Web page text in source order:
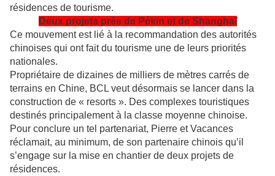
résidences de tourisme.
Deux projets près de Pékin et de Shanghaï
Ce mouvement est lié à la recommandation des autorités
chinoises qui ont fait du tourisme une de leurs priorités
nationales.
Propriétaire de dizaines de milliers de mètres carrés de
terrains en Chine, BCL veut désormais se lancer dans la
construction de « resorts ». Des complexes touristiques
destinés principalement à la classe moyenne chinoise.
Pour conclure un tel partenariat, Pierre et Vacances
réclamait, au minimum, de son partenaire chinois qu’il
s’engage sur la mise en chantier de deux projets de
résidences.